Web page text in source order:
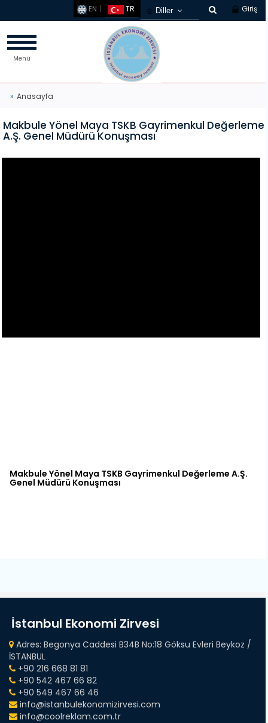
Giriş
Diller
French
Russian
Korean
EN TR
Menü
Anasayfa
Makbule Yönel Maya TSKB Gayrimenkul Değerleme
A.Ş. Genel Müdürü Konuşması
Makbule Yönel Maya TSKB Gayrimenkul Değerleme A.Ş.
Genel Müdürü Konuşması
İstanbul Ekonomi Zirvesi
Adres: Begonya Caddesi B34B No:18 Göksu Evleri Beykoz /
İSTANBUL
+90 216 668 81 81
+90 542 467 66 82
+90 549 467 66 46
info@istanbulekonomizirvesi.com
info@coolreklam.com.tr